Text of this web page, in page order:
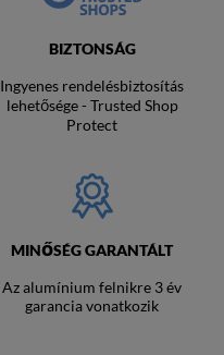
BIZTONSÁG
Ingyenes rendelésbiztosítás
lehetősége - Trusted Shop
Protect
MINŐSÉG GARANTÁLT
Az alumínium felnikre 3 év
garancia vonatkozik